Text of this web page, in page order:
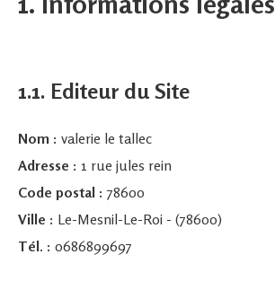
1.1. Editeur du Site
Nom : valerie le tallec
Adresse : 1 rue jules rein
Code postal : 78600
Ville : Le-Mesnil-Le-Roi - (78600)
Tél. : 0686899697